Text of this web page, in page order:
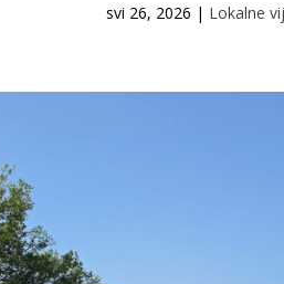
svi 26, 2026 | Lokalne